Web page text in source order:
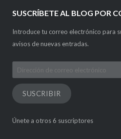
SUSCRÍBETE AL BLOG POR
Introduce tu correo electrónico para
avisos de nuevas entradas.
Dirección
de
correo
electrónico
SUSCRIBIR
Únete a otros 6 suscriptores